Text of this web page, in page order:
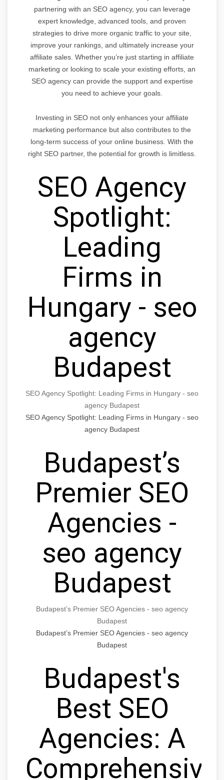
partnering with an SEO agency, you can leverage
expert knowledge, advanced tools, and proven
strategies to drive more organic traffic to your site,
improve your rankings, and ultimately increase your
affiliate sales. Whether you’re just starting in affiliate
marketing or looking to scale your existing efforts, an
SEO agency can provide the support and expertise
you need to achieve your goals.
Investing in SEO not only enhances your affiliate
marketing performance but also contributes to the
long-term success of your online business. With the
right SEO partner, the potential for growth is limitless.
SEO Agency
Spotlight:
Leading
Firms in
Hungary - seo
agency
Budapest
SEO Agency Spotlight: Leading Firms in Hungary - seo
agency Budapest
SEO Agency Spotlight: Leading Firms in Hungary - seo
agency Budapest
Budapest’s
Premier SEO
Agencies -
seo agency
Budapest
Budapest’s Premier SEO Agencies - seo agency
Budapest
Budapest’s Premier SEO Agencies - seo agency
Budapest
Budapest's
Best SEO
Agencies: A
Comprehensive